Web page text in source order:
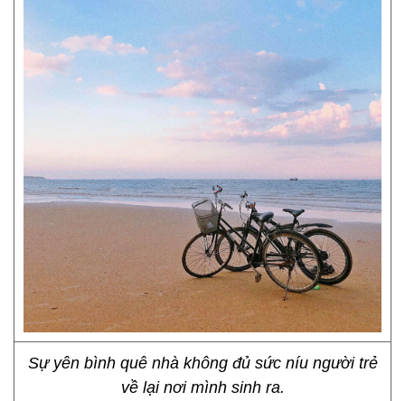
hoặc nếu tôi sợ vất vả bươn chải ở Sài Gòn thì tìm
một công việc nhàn hạ, cưới một tấm chồng ở quê.
“Ước mơ càng lớn thì càng vất vả, thôi thì về quê
mình đi con”, ba nói.
Dù không thúc ép nhưng tôi thấy trong mắt ba, ông
ao ước các con của ông có người trở về quê sinh
sống để nhà cửa bớt cảnh quạnh quẽ, nhà có hơi
người, mà nói đúng ra là để ông không "mồ côi con"
dù đã sinh thành 4 đứa. Tôi hiểu và thương ba nên
lần nào ở nhà, giây phút rời đi cũng thật khó khăn.
Ở nhà khoảng năm, ba hôm, tôi nhớ Sài Gòn quay
quắt. Nhớ đường sá chẳng khi nào ngớt xe, nhớ
không khí của một thành phố không ngủ, của những
khổ đau và vui sướng đã từng có ở mảnh đất ồn ào
này. Bi kịch của những đứa con xa quê chẳng thể